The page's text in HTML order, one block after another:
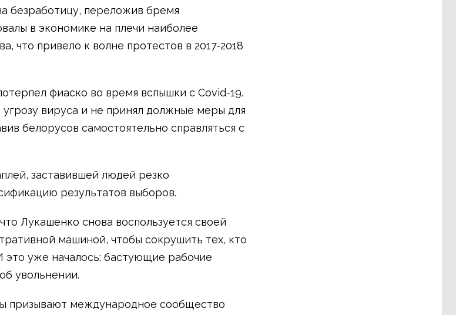
безработицу, переложив бремя
в экономике на плечи наиболее
что привело к волне протестов в 2017-2018
фиаско во время вспышки с Covid-19.
вируса и не принял должные меры для
белорусов самостоятельно справляться с
заставившей людей резко
результатов выборов.
Лукашенко снова воспользуется своей
машиной, чтобы сокрушить тех, кто
это уже началось: бастующие рабочие
увольнении.
призывают международное сообщество